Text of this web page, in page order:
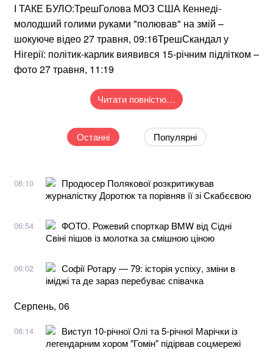
І ТАКЕ БУЛО:ТрешГолова МОЗ США Кеннеді-
молодший голими руками "полював" на змій –
шокуюче відео 27 травня, 09:16ТрешСкандал у
Нігерії: політик-карлик виявився 15-річним підлітком –
фото 27 травня, 11:19
Читати повністю…
Останні Популярні
08:10
Продюсер Полякової розкритикував
журналістку Доротюк та порівняв її зі Скабєєвою
06:54
ФОТО. Рожевий спорткар BMW від Сідні
Свіні пішов із молотка за смішною ціною
06:02
Софії Ротару — 79: історія успіху, зміни в
іміджі та де зараз перебуває співачка
Серпень, 06
08:14
Виступ 10-річної Олі та 5-річної Марічки із
легендарним хором "Гомін" підірвав соцмережі